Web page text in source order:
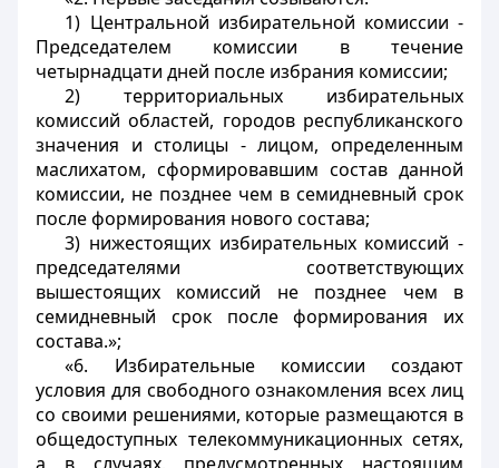
1) Центральной избирательной комиссии -
Председателем комиссии в течение
четырнадцати дней после избрания комиссии;
2) территориальных избирательных
комиссий областей, городов республиканского
значения и столицы - лицом, определенным
маслихатом, сформировавшим состав данной
комиссии, не позднее чем в семидневный срок
после формирования нового состава;
3) нижестоящих избирательных комиссий -
председателями соответствующих
вышестоящих комиссий не позднее чем в
семидневный срок после формирования их
состава.»;
«6. Избирательные комиссии создают
условия для свободного ознакомления всех лиц
со своими решениями, которые размещаются в
общедоступных телекоммуникационных сетях,